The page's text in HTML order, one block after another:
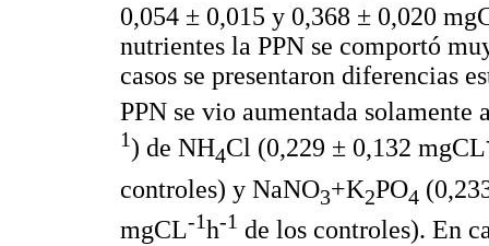
0,054 ± 0,015 y 0,368 ± 0,020
nutrientes la PPN se comportó
casos se presentaron diferencias
PPN se vio aumentada
1) de NH4Cl (0,229 ± 0,132 mgCL
controles) y NaNO3+K2PO4
mgCL-1h-1 de los controles). En